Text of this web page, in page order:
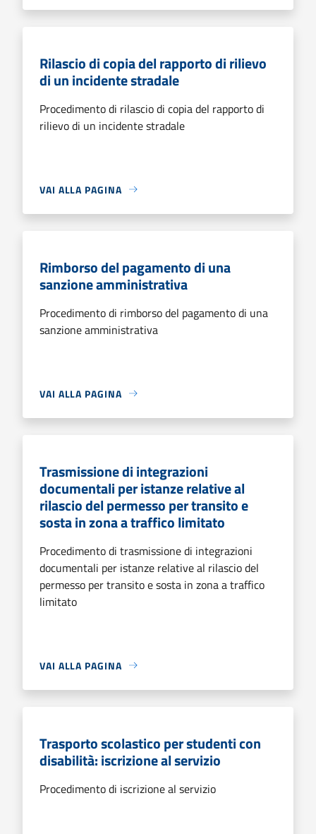
Rilascio di copia del rapporto di rilievo
di un incidente stradale
Procedimento di rilascio di copia del rapporto di
rilievo di un incidente stradale
VAI ALLA PAGINA
Rimborso del pagamento di una
sanzione amministrativa
Procedimento di rimborso del pagamento di una
sanzione amministrativa
VAI ALLA PAGINA
Trasmissione di integrazioni
documentali per istanze relative al
rilascio del permesso per transito e
sosta in zona a traffico limitato
Procedimento di trasmissione di integrazioni
documentali per istanze relative al rilascio del
permesso per transito e sosta in zona a traffico
limitato
VAI ALLA PAGINA
Trasporto scolastico per studenti con
disabilità: iscrizione al servizio
Procedimento di iscrizione al servizio